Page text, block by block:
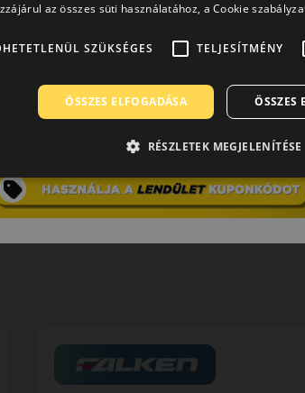
az összes süti használatához, a Cookie
SZÜKSÉGES TELJESÍTMÉNY
ÖSSZES ELFOGADÁSA ÖSSZES
RÉSZLETEK MEGJELENÍTÉSE